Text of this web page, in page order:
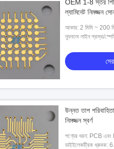
OEM 1-8 স্তর
ল্যামিনেট নিমজ্জন
আকার: 2 মিমি ~ 200
ন্যূনতম লাইন প্রস্থ/
উন্নত তাপ
নিমজ্জন স্বর্ণ
পণ্যের ধরন: PCB
ডাইইলেকট্রিক ধ্রুবক: